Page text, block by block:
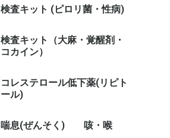
検査キット (ピロリ菌・性病)
検査キット（大麻・覚醒剤・
コカイン）
コレステロール低下薬(リピト
ール)
喘息(ぜんそく) 咳・喉